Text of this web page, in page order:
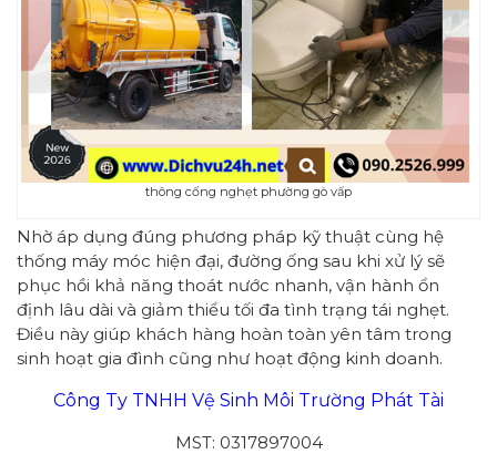
thông cống nghẹt phường gò vấp
Nhờ áp dụng đúng phương pháp kỹ thuật cùng hệ
thống máy móc hiện đại, đường ống sau khi xử lý sẽ
phục hồi khả năng thoát nước nhanh, vận hành ổn
định lâu dài và giảm thiểu tối đa tình trạng tái nghẹt.
Điều này giúp khách hàng hoàn toàn yên tâm trong
sinh hoạt gia đình cũng như hoạt động kinh doanh.
Công Ty TNHH Vệ Sinh Môi Trường Phát Tài
MST: 0317897004